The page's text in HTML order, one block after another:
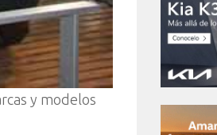
y modelos